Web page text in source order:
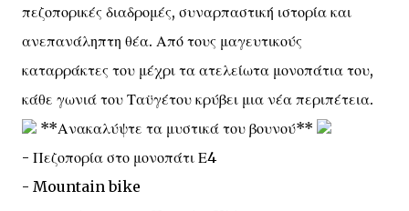
πεζοπορικές διαδρομές, συναρπαστική ιστορία και
ανεπανάληπτη θέα. Από τους μαγευτικούς
καταρράκτες του μέχρι τα ατελείωτα μονοπάτια του,
κάθε γωνιά του Ταϋγέτου κρύβει μια νέα περιπέτεια.
**Ανακαλύψτε τα μυστικά του βουνού**
- Πεζοπορία στο μονοπάτι Ε4
- Mountain bike